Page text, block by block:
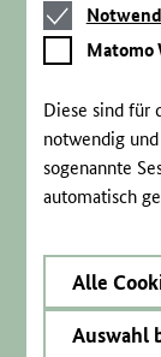
Notwendige
Cookies
Matomo
Webstatistik
Matomo
Diese sind für
notwendig
sogenannte
automatisch
Alle
Auswahl